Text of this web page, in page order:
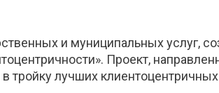
и муниципальных услуг,
Проект,
лучших клиентоцентричных